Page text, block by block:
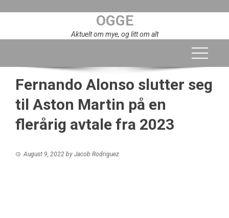
OGGE
Aktuelt om mye, og litt om alt
Fernando Alonso slutter seg
til Aston Martin på en
flerårig avtale fra 2023
August 9, 2022 by Jacob Rodriguez